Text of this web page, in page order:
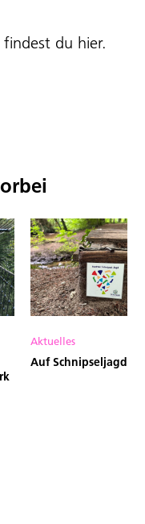
findest du hier.
Aktuelles
Auf Schnipseljagd